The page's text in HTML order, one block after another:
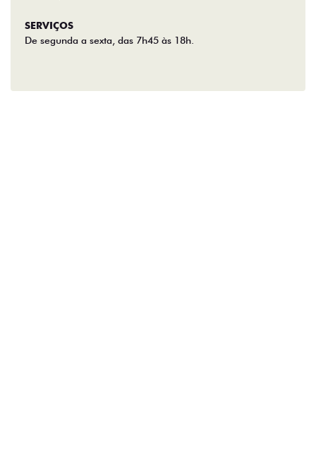
SERVIÇOS
De segunda a sexta, das 7h45 às 18h.